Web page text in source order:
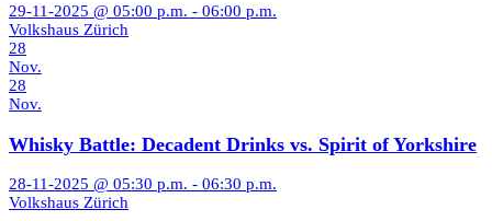
29-11-2025 @ 05:00 p.m. - 06:00 p.m.
Volkshaus Zürich
28
Nov.
28
Nov.
Whisky Battle: Decadent Drinks vs. Spirit of Yorkshire
28-11-2025 @ 05:30 p.m. - 06:30 p.m.
Volkshaus Zürich